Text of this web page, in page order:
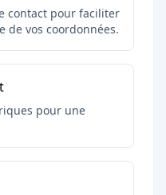
contact pour faciliter
de vos coordonnées.
pour une